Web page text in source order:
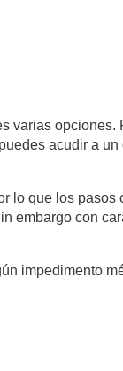
varias opciones.
acudir a un
lo que los pasos
embargo con
impedimento